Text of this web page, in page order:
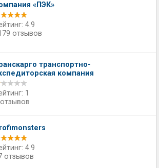
«ПЭК»
4.9
отзывов
транспортно-
компания
1
4.9
отзывов